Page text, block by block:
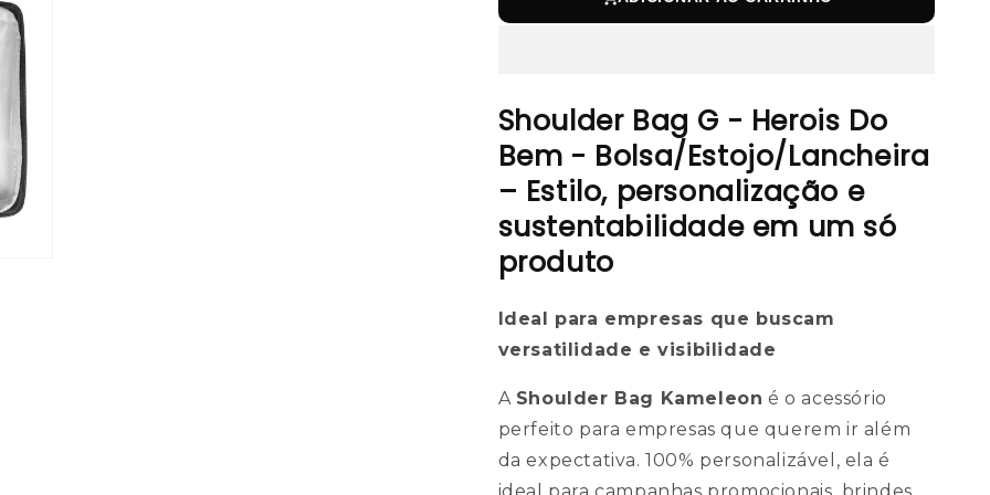
Shoulder Bag G - Herois Do
Bem - Bolsa/Estojo/Lancheira
– Estilo, personalização e
sustentabilidade em um só
produto
Ideal para empresas que buscam
versatilidade e visibilidade
A Shoulder Bag Kameleon é o acessório
perfeito para empresas que querem ir além
da expectativa. 100% personalizável, ela é